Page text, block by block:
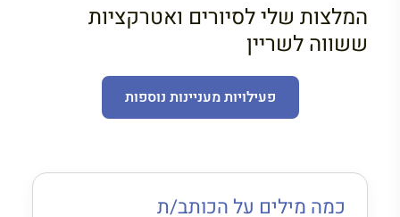
המלצות שלי לסיורים ואטרקציות
ששווה לשריין
פעילויות מעניינות נוספות
כמה מילים על הכותב/ת